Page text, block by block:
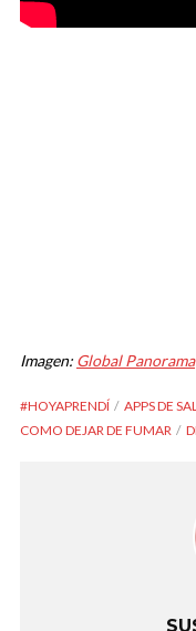
Imagen: Global Panorama
#HOYAPRENDÍ APPS DE
COMO DEJAR DE FUMAR